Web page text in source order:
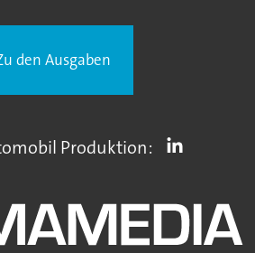
den Ausgaben
Produktion: